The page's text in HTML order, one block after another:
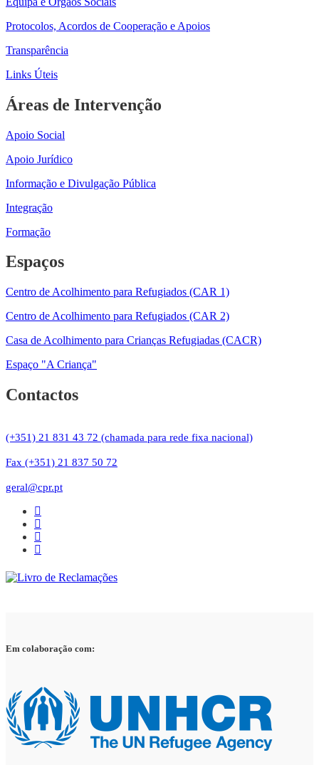
Protocolos, Acordos de Cooperação e Apoios
Transparência
Links Úteis
Áreas de Intervenção
Apoio Social
Apoio Jurídico
Informação e Divulgação Pública
Integração
Formação
Espaços
Centro de Acolhimento para Refugiados (CAR 1)
Centro de Acolhimento para Refugiados (CAR 2)
Casa de Acolhimento para Crianças Refugiadas (CACR)
Espaço "A Criança"
Contactos
(+351) 21 831 43 72 (chamada para rede fixa nacional)
Fax (+351) 21 837 50 72
geral@cpr.pt
Em colaboração com: